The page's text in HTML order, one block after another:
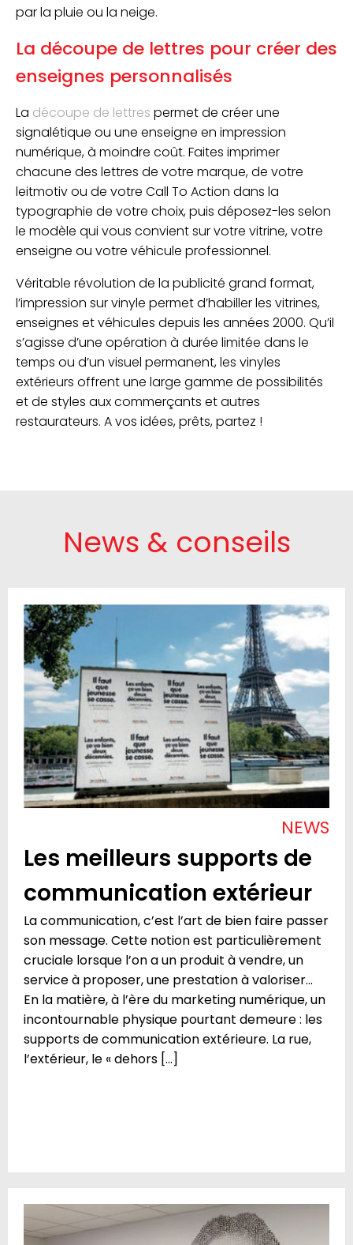
par la pluie ou la neige.
La découpe de lettres pour créer des
enseignes personnalisés
La découpe de lettres permet de créer une
signalétique ou une enseigne en impression
numérique, à moindre coût. Faites imprimer
chacune des lettres de votre marque, de votre
leitmotiv ou de votre Call To Action dans la
typographie de votre choix, puis déposez-les selon
le modèle qui vous convient sur votre vitrine, votre
enseigne ou votre véhicule professionnel.
Véritable révolution de la publicité grand format,
l’impression sur vinyle permet d’habiller les vitrines,
enseignes et véhicules depuis les années 2000. Qu’il
s’agisse d’une opération à durée limitée dans le
temps ou d’un visuel permanent, les vinyles
extérieurs offrent une large gamme de possibilités
et de styles aux commerçants et autres
restaurateurs. A vos idées, prêts, partez !
News & conseils
NEWS
Les meilleurs supports de
communication extérieur
La communication, c’est l’art de bien faire passer
son message. Cette notion est particulièrement
cruciale lorsque l’on a un produit à vendre, un
service à proposer, une prestation à valoriser…
En la matière, à l’ère du marketing numérique, un
incontournable physique pourtant demeure : les
supports de communication extérieure. La rue,
l’extérieur, le « dehors […]